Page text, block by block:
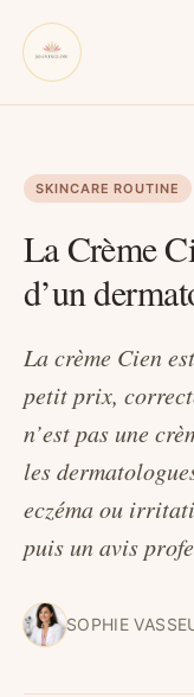
SKINCARE ROUTINE
La Crème
d’un
La crème Cien
petit prix,
n’est pas une
les
eczéma ou
puis un avis
SOPHIE